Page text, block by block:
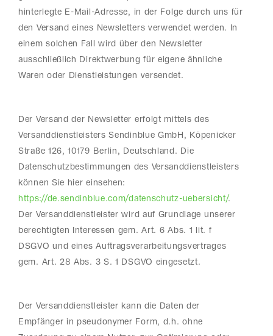
hinterlegte E-Mail-Adresse, in der Folge durch uns für
den Versand eines Newsletters verwendet werden. In
einem solchen Fall wird über den Newsletter
ausschließlich Direktwerbung für eigene ähnliche
Waren oder Dienstleistungen versendet.
Der Versand der Newsletter erfolgt mittels des
Versanddienstleisters Sendinblue GmbH, Köpenicker
Straße 126, 10179 Berlin, Deutschland. Die
Datenschutzbestimmungen des Versanddienstleisters
können Sie hier einsehen:
https://de.sendinblue.com/datenschutz-uebersicht/.
Der Versanddienstleister wird auf Grundlage unserer
berechtigten Interessen gem. Art. 6 Abs. 1 lit. f
DSGVO und eines Auftragsverarbeitungsvertrages
gem. Art. 28 Abs. 3 S. 1 DSGVO eingesetzt.
Der Versanddienstleister kann die Daten der
Empfänger in pseudonymer Form, d.h. ohne